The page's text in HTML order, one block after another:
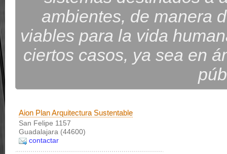
ambientes, de manera
viables para la vida
ciertos casos, ya sea en
Aion Plan Arquitectura Sustentable
San Felipe 1157
Guadalajara (44600)
contactar